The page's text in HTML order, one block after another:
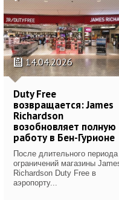
14.04.2026
Duty Free
возвращается: James
Richardson
возобновляет полную
работу в Бен-Гурионе
После длительного периода
ограничений магазины
Richardson Duty Free в
аэропорту...